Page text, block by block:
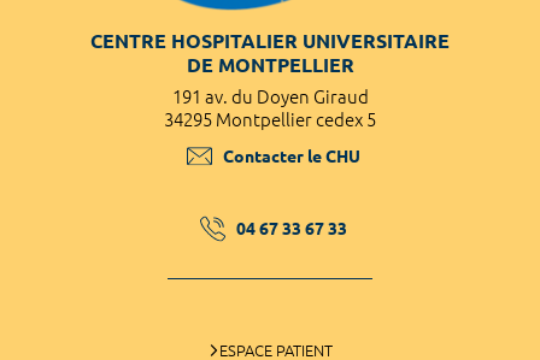
CENTRE HOSPITALIER UNIVERSITAIRE
DE MONTPELLIER
191 av. du Doyen Giraud
34295 Montpellier cedex 5
Contacter le CHU
04 67 33 67 33
ESPACE PATIENT